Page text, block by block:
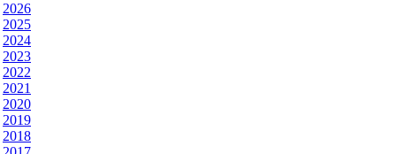
2026
2025
2024
2023
2022
2021
2020
2019
2018